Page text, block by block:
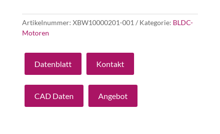
Artikelnummer: XBW10000201-001 Kategorie: BLDC-
Motoren
Datenblatt Kontakt
CAD Daten Angebot